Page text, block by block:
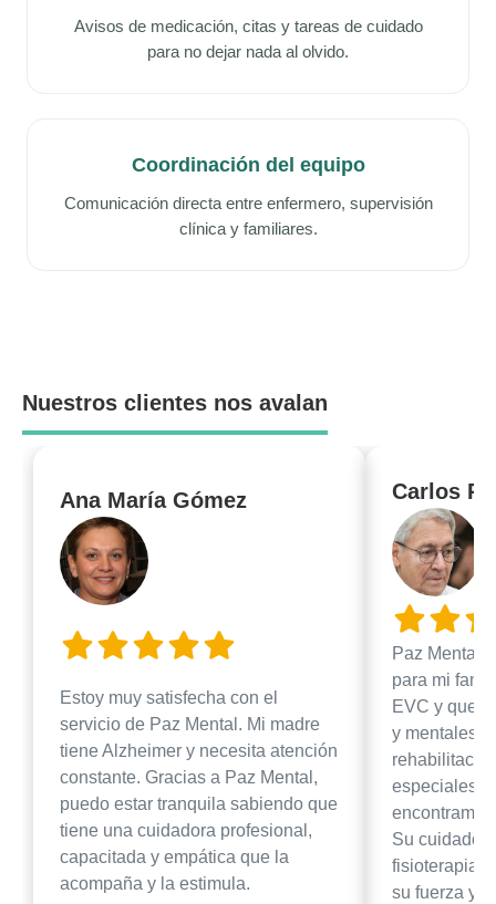
Avisos de medicación, citas y tareas de cuidado
para no dejar nada al olvido.
Coordinación del equipo
Comunicación directa entre enfermero, supervisión
clínica y familiares.
Nuestros clientes nos avalan
Ana María Gómez
Estoy muy satisfecha con el
servicio de Paz Mental. Mi madre
tiene Alzheimer y necesita atención
constante. Gracias a Paz Mental,
puedo estar tranquila sabiendo que
tiene una cuidadora profesional,
capacitada y empática que la
acompaña y la estimula.
Carlos
Paz Mental
para mi
EVC y
y mentales.
especiales.
Su cuidador
fisioterapia
su fuerza y